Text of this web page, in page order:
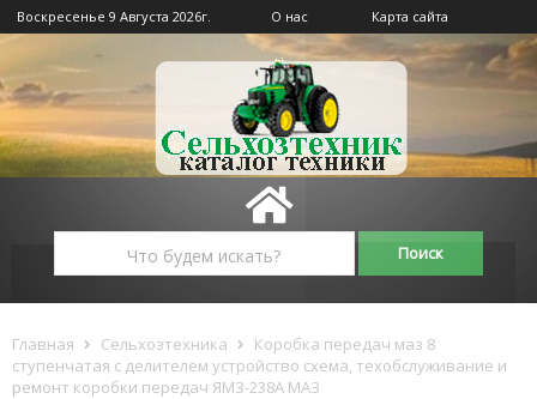
Воскресенье 9 Августа 2026г. О нас Карта сайта
Главная Сельхозтехника
Коробка передач маз 8
ступенчатая с делителем устройство схема, техобслуживание и
ремонт коробки передач ЯМЗ-238А МАЗ